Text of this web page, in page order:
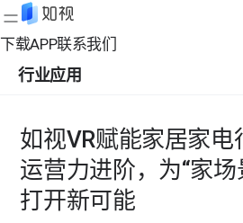
下载APP联系我们
行业应用
如视VR赋能家居家电
运营力进阶，为“家场
打开新可能